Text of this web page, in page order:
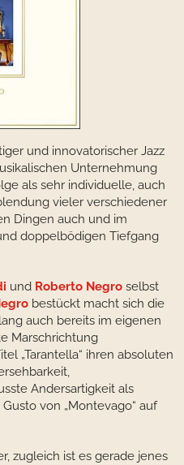
und innovatorischer Jazz
Unternehmung
als sehr individuelle, auch
vieler verschiedener
Dingen auch und im
doppelbödigen Tiefgang
und Roberto Negro selbst
bestückt macht sich die
auch bereits im eigenen
Marschrichtung
„Tarantella“ ihren absoluten
Andersartigkeit als
von „Montevago“ auf
zugleich ist es gerade jenes